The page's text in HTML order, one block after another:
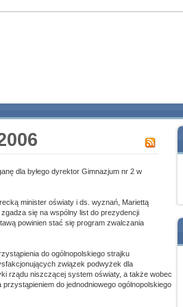
dla byłego dyrektor Gimnazjum nr 2 w
minister oświaty i ds. wyznań, Mariettą
się na wspólny list do prezydencji
powinien stać się program zwalczania
do ogólnopolskiego strajku
związek podwyżek dla
rządu niszczącej system oświaty, a także wobec
do jednodniowego ogólnopolskiego